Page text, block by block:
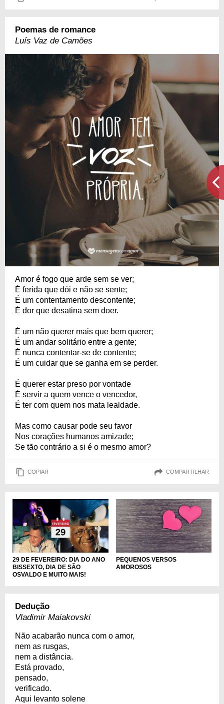
Poemas de romance
Luís Vaz de Camões
Amor é fogo que arde sem se ver;
É ferida que dói e não se sente;
É um contentamento descontente;
É dor que desatina sem doer.
É um não querer mais que bem querer;
É um andar solitário entre a gente;
É nunca contentar-se de contente;
É um cuidar que se ganha em se perder.
É querer estar preso por vontade
É servir a quem vence o vencedor,
É ter com quem nos mata lealdade.
Mas como causar pode seu favor
Nos corações humanos amizade;
Se tão contrário a si é o mesmo amor?
COPIAR COMPARTILHAR
29 DE FEVEREIRO: DIA DO ANO
BISSEXTO, DIA DE SÃO
OSVALDO E MUITO MAIS!
PEQUENOS VERSOS
AMOROSOS
Dedução
Vladimir Maiakovski
Não acabarão nunca com o amor,
nem as rusgas,
nem a distância.
Está provado,
pensado,
verificado.
Aqui levanto solene